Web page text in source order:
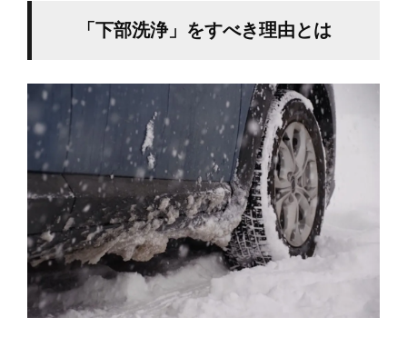
「下部洗浄」をすべき理由とは